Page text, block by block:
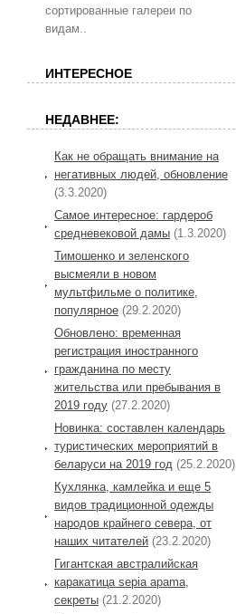
сортированные галереи по
видам..
ИНТЕРЕСНОЕ
НЕДАВНЕЕ:
Как не обращать внимание на
негативных людей, обновление
(3.3.2020)
Самое интересное: гардероб
средневековой дамы (1.3.2020)
Тимошенко и зеленского
высмеяли в новом
мультфильме о политике,
популярное (29.2.2020)
Обновлено: временная
регистрация иностранного
гражданина по месту
жительства или пребывания в
2019 году (27.2.2020)
Новинка: составлен календарь
туристических мероприятий в
беларуси на 2019 год (25.2.2020)
Кухлянка, камлейка и еще 5
видов традиционной одежды
народов крайнего севера, от
наших читателей (23.2.2020)
Гигантская австралийская
каракатица sepia apama,
секреты (21.2.2020)